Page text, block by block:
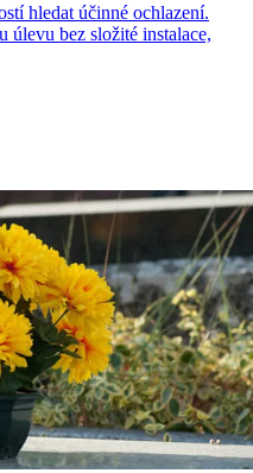
hledat účinné ochlazení.
úlevu bez složité instalace,